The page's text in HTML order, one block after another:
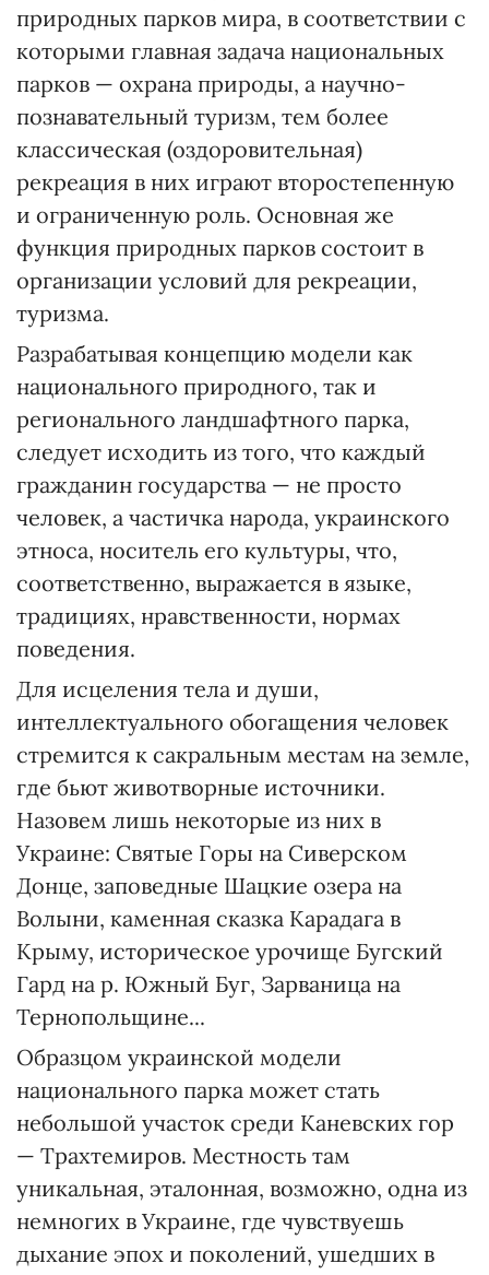
природных парков мира, в соответствии с
которыми главная задача национальных
парков — охрана природы, а научно-
познавательный туризм, тем более
классическая (оздоровительная)
рекреация в них играют второстепенную
и ограниченную роль. Основная же
функция природных парков состоит в
организации условий для рекреации,
туризма.
Разрабатывая концепцию модели как
национального природного, так и
регионального ландшафтного парка,
следует исходить из того, что каждый
гражданин государства — не просто
человек, а частичка народа, украинского
этноса, носитель его культуры, что,
соответственно, выражается в языке,
традициях, нравственности, нормах
поведения.
Для исцеления тела и души,
интеллектуального обогащения человек
стремится к сакральным местам на земле,
где бьют животворные источники.
Назовем лишь некоторые из них в
Украине: Святые Горы на Сиверском
Донце, заповедные Шацкие озера на
Волыни, каменная сказка Карадага в
Крыму, историческое урочище Бугский
Гард на р. Южный Буг, Зарваница на
Тернопольщине...
Образцом украинской модели
национального парка может стать
небольшой участок среди Каневских гор
— Трахтемиров. Местность там
уникальная, эталонная, возможно, одна из
немногих в Украине, где чувствуешь
дыхание эпох и поколений, ушедших в